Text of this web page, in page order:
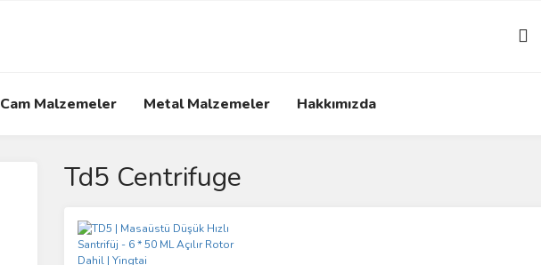
Cam Malzemeler Metal Malzemeler Hakkımızda
Td5 Centrifuge